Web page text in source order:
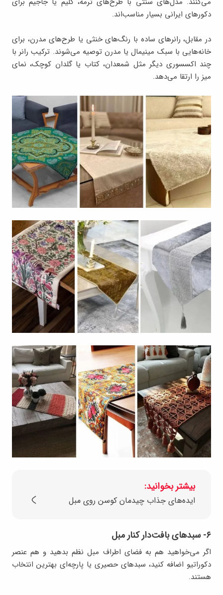
دکورهای ایرانی بسیار مناسب‌اند.
در مقابل، رانرهای ساده با رنگ‌های خنثی یا طرح‌های مدرن، برای
خانه‌هایی با سبک مینیمال یا مدرن توصیه می‌شوند. ترکیب رانر با
چند اکسسوری دیگر مثل شمعدان، کتاب یا گلدان کوچک، نمای
میز را ارتقا می‌دهد.
بیشتر بخوانید:
ایده‌های جذاب چیدمان کوسن روی مبل
۶- سبدهای بافت‌دار کنار مبل
اگر می‌خواهید هم به فضای اطراف مبل نظم بدهید و هم عنصر
دکوراتیو اضافه کنید، سبدهای حصیری یا پارچه‌ای بهترین انتخاب
هستند.